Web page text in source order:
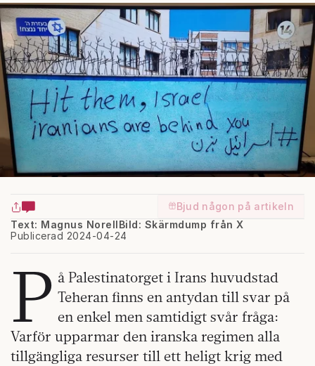
Bjud någon på artikeln
Text: Magnus Norell
Publicerad 2024-04-24
Bild: Skärmdump från X
P å Palestinatorget i Irans huvudstad
Teheran finns en antydan till svar på
en enkel men samtidigt svår fråga:
Varför upparmar den iranska regimen alla
tillgängliga resurser till ett heligt krig med